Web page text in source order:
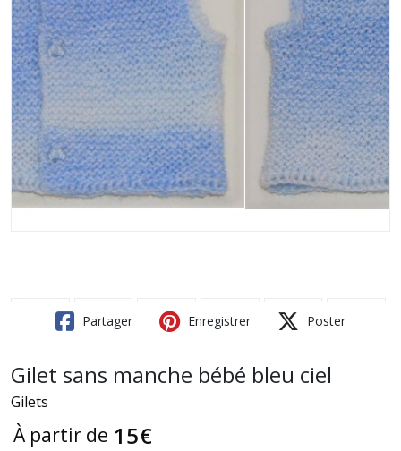
Partager Enregistrer Poster
Gilet sans manche bébé bleu ciel
Gilets
À partir de 15€